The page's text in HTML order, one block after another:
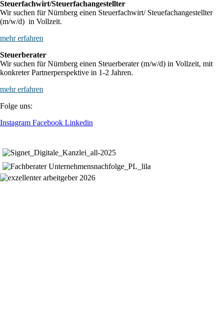
Steuerfachwirt/Steuerfachangestellter
Wir suchen für Nürnberg einen Steuerfachwirt/ Steuefachangestellter
(m/w/d) in Vollzeit.
mehr erfahren
Steuerberater
Wir suchen für Nürnberg einen Steuerberater (m/w/d) in Vollzeit, mit
konkreter Partnerperspektive in 1-2 Jahren.
mehr erfahren
Folge uns:
Instagram Facebook Linkedin